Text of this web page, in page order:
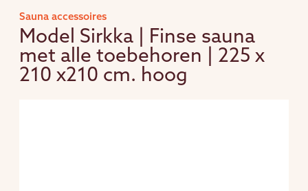
Sauna accessoires
Model Sirkka | Finse sauna
met alle toebehoren | 225 x
210 x210 cm. hoog